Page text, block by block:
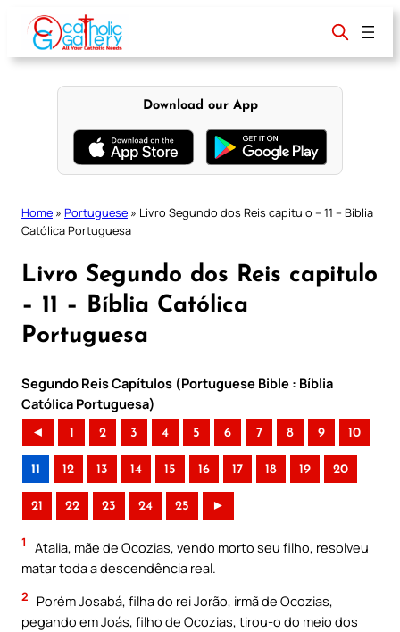
content
Download our App
Home » Portuguese » Livro Segundo dos Reis capitulo – 11 – Bíblia
Católica Portuguesa
Livro Segundo dos Reis capitulo
– 11 – Bíblia Católica
Portuguesa
Segundo Reis Capítulos (Portuguese Bible : Bíblia
Católica Portuguesa)
◄ 1 2 3 4 5 6 7 8 9 10
11 12 13 14 15 16 17 18 19 20
21 22 23 24 25 ►
1
Atalia, mãe de Ocozias, vendo morto seu filho, resolveu
matar toda a descendência real.
2
Porém Josabá, filha do rei Jorão, irmã de Ocozias,
pegando em Joás, filho de Ocozias, tirou-o do meio dos